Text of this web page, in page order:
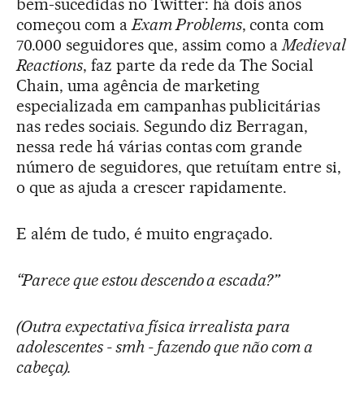
bem-sucedidas no Twitter: há dois anos
começou com aExam Problems, conta com
70.000 seguidores que, assim como aMedieval
Reactions, faz parte da rede da The Social
Chain, uma agência de marketing
especializada em campanhas publicitárias
nas redes sociais. Segundo diz Berragan,
nessa rede há várias contas com grande
número de seguidores, que retuítam entre si,
o que as ajuda a crescer rapidamente.
E além de tudo, é muito engraçado.
“Parece que estou descendo a escada?”
(Outra expectativa física irrealista para
adolescentes - smh - fazendo que não com a
cabeça).